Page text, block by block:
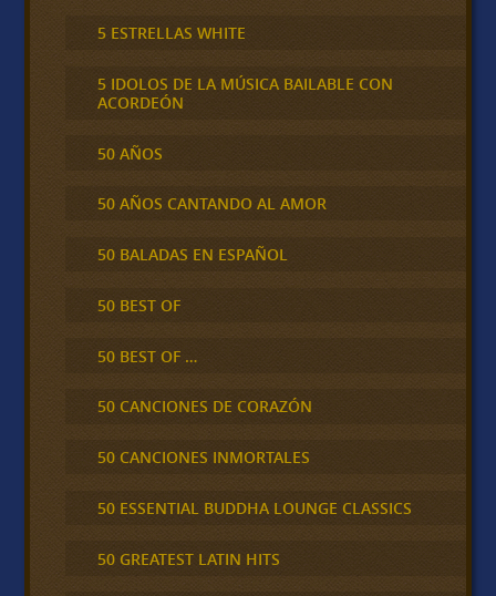
5 ESTRELLAS WHITE
5 IDOLOS DE LA MÚSICA BAILABLE CON
ACORDEÓN
50 AÑOS
50 AÑOS CANTANDO AL AMOR
50 BALADAS EN ESPAÑOL
50 BEST OF
50 BEST OF …
50 CANCIONES DE CORAZÓN
50 CANCIONES INMORTALES
50 ESSENTIAL BUDDHA LOUNGE CLASSICS
50 GREATEST LATIN HITS